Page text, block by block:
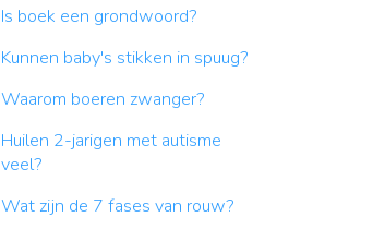
Is boek een grondwoord?
Kunnen baby's stikken in spuug?
Waarom boeren zwanger?
Huilen 2-jarigen met autisme
veel?
Wat zijn de 7 fases van rouw?